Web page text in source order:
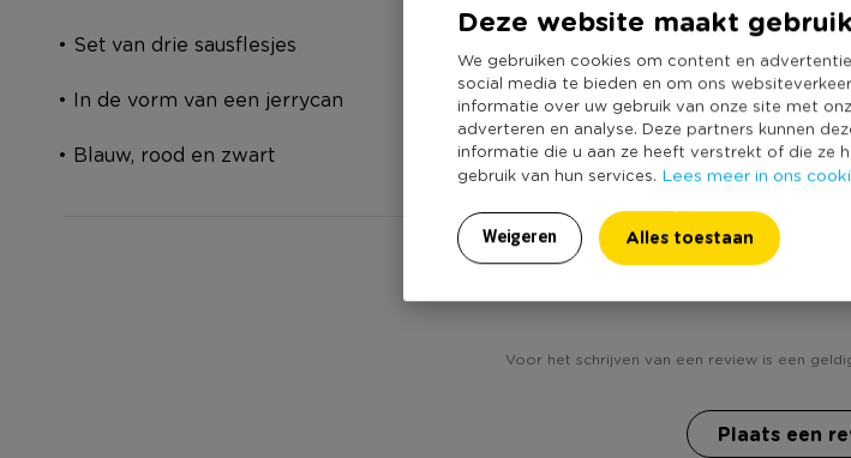
Deze website maakt
We gebruiken cookies om content en
social media te bieden en om ons
informatie over uw gebruik van onze site met
adverteren en analyse. Deze partners kunnen
informatie die u aan ze heeft verstrekt of die ze
gebruik van hun services. Lees meer in ons
Weigeren Alles toestaan
• Set van drie sausflesjes
• In de vorm van een jerrycan
• Blauw, rood en zwart
Voor het schrijven van een review is een
Plaats een